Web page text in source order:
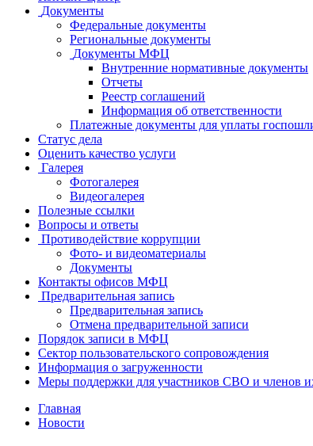
Документы
Федеральные документы
Региональные документы
Документы МФЦ
Внутренние нормативные документы
Отчеты
Реестр соглашений
Информация об ответственности
Платежные документы для уплаты
Статус дела
Оценить качество услуги
Галерея
Фотогалерея
Видеогалерея
Полезные ссылки
Вопросы и ответы
Противодействие коррупции
Фото- и видеоматериалы
Документы
Контакты офисов МФЦ
Предварительная запись
Предварительная запись
Отмена предварительной записи
Порядок записи в МФЦ
Сектор пользовательского сопровождения
Информация о загруженности
Меры поддержки для участников СВО и членов
Главная
Новости